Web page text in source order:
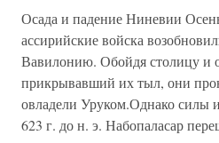
Осада и падение Ниневии
ассирийские войска
Вавилонию. Обойдя столицу и
прикрывавший их тыл, они
овладели Уруком.Однако
623 г. до н. э. Набопаласар